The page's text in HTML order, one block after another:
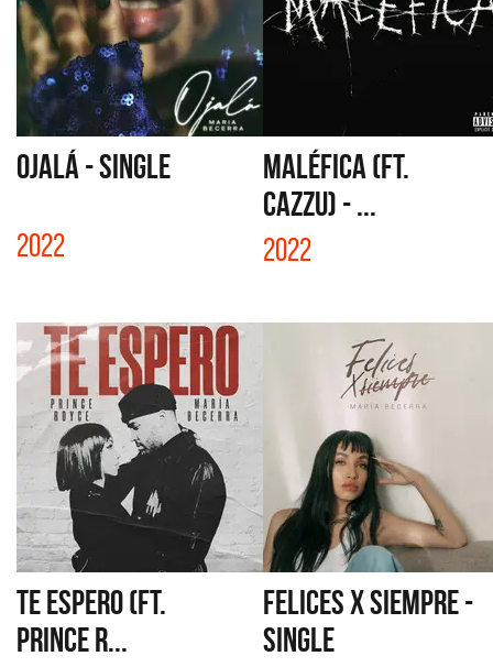
OJALÁ - SINGLE
2022
MALÉFICA (FT.
CAZZU) - ...
2022
TE ESPERO (FT.
PRINCE R...
FELICES X SIEMPRE -
SINGLE